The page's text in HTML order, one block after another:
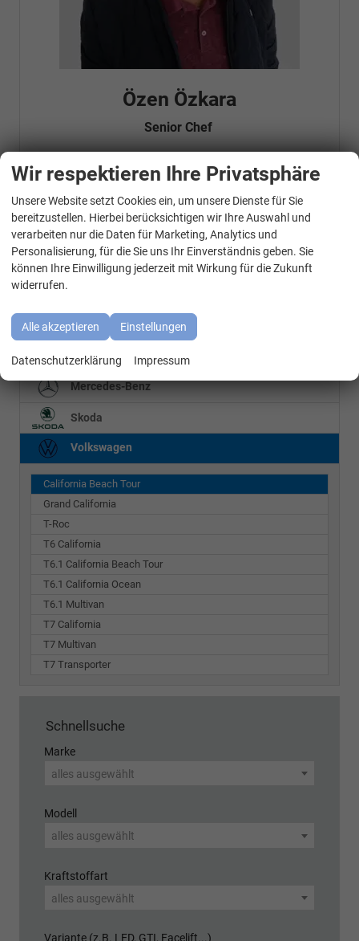
Özen Özkara
Senior Chef
Telefonnummer: 07181 - 47695 15
E-Mailadresse:info@autohausrems.de
Fahrzeugnr.
Geparkte Fahrzeuge (0)
BMW
Cupra
Mercedes-Benz
Skoda
Volkswagen
California Beach Tour
Grand California
T-Roc
T6 California
T6.1 California Beach Tour
T6.1 California Ocean
T6.1 Multivan
T7 California
T7 Multivan
T7 Transporter
Schnellsuche
Marke
alles ausgewählt
Modell
alles ausgewählt
Kraftstoffart
alles ausgewählt
Wir respektieren Ihre Privatsphäre
Unsere Website setzt Cookies ein, um unsere Dienste für Sie
bereitzustellen. Hierbei berücksichtigen wir Ihre Auswahl und
verarbeiten nur die Daten für Marketing, Analytics und
Personalisierung, für die Sie uns Ihr Einverständnis geben. Sie
können Ihre Einwilligung jederzeit mit Wirkung für die Zukunft
widerrufen.
Alle akzeptieren Einstellungen
Datenschutzerklärung Impressum